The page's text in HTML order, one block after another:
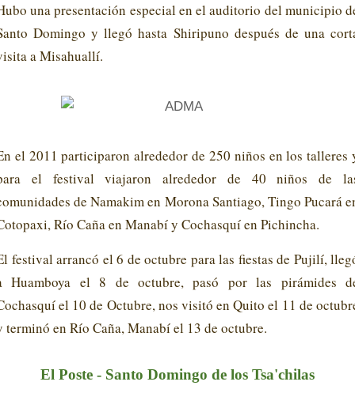
una presentación especial en el auditorio del municipio
Domingo y llegó hasta Shiripuno después de una
a Misahuallí.
el 2011 participaron alrededor de 250 niños en los talleres
el festival viajaron alrededor de 40 niños de
de Namakim en Morona Santiago, Tingo Pucará
Río Caña en Manabí y Cochasquí en Pichincha.
festival arrancó el 6 de octubre para las fiestas de Pujilí,
Huamboya el 8 de octubre, pasó por las pirámides
el 10 de Octubre, nos visitó en Quito el 11 de
terminó en Río Caña, Manabí el 13 de octubre.
El Poste - Santo Domingo de los Tsa'chilas